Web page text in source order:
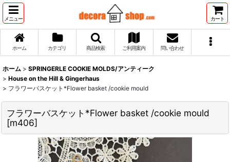
メニュー カート
ホーム カテゴリ 商品検索 ご利用案内 問い合わせ
ホーム > SPRINGERLE COOKIE MOLDS/アンティーク
> House on the Hill & Gingerhaus
> フラワーバスケット*Flower basket /cookie mould
フラワーバスケット*Flower basket /cookie mould
[m406]